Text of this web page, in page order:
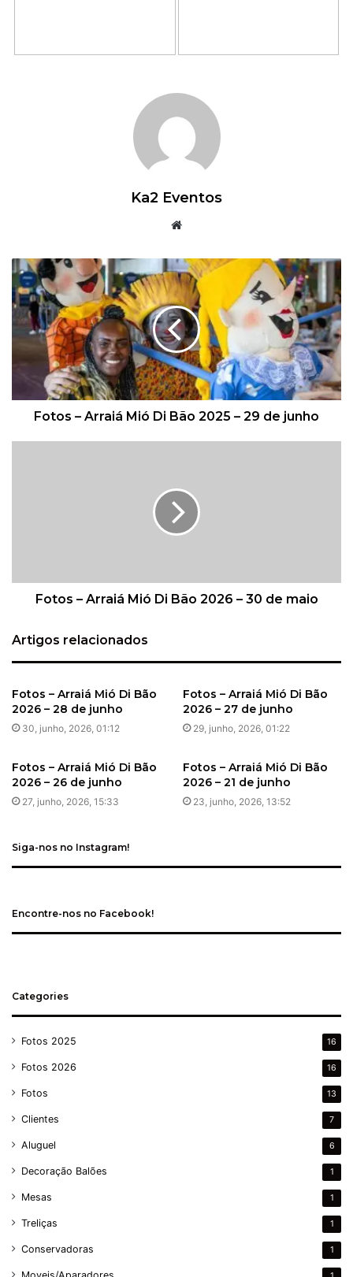
Ka2 Eventos
b
s
i
t
e
Fotos – Arraiá Mió Di Bão 2025 – 29 de junho
Fotos – Arraiá Mió Di Bão 2026 – 30 de maio
Artigos relacionados
Fotos – Arraiá Mió Di Bão
2026 – 28 de junho
30, junho, 2026, 01:12
Fotos – Arraiá Mió Di Bão
2026 – 27 de junho
29, junho, 2026, 01:22
Fotos – Arraiá Mió Di Bão
2026 – 26 de junho
27, junho, 2026, 15:33
Fotos – Arraiá Mió Di Bão
2026 – 21 de junho
23, junho, 2026, 13:52
Siga-nos no Instagram!
Encontre-nos no Facebook!
Categories
Fotos 2025 16
Fotos 2026 16
Fotos 13
Clientes 7
Aluguel 6
Decoração Balões 1
Mesas 1
Treliças 1
Conservadoras 1